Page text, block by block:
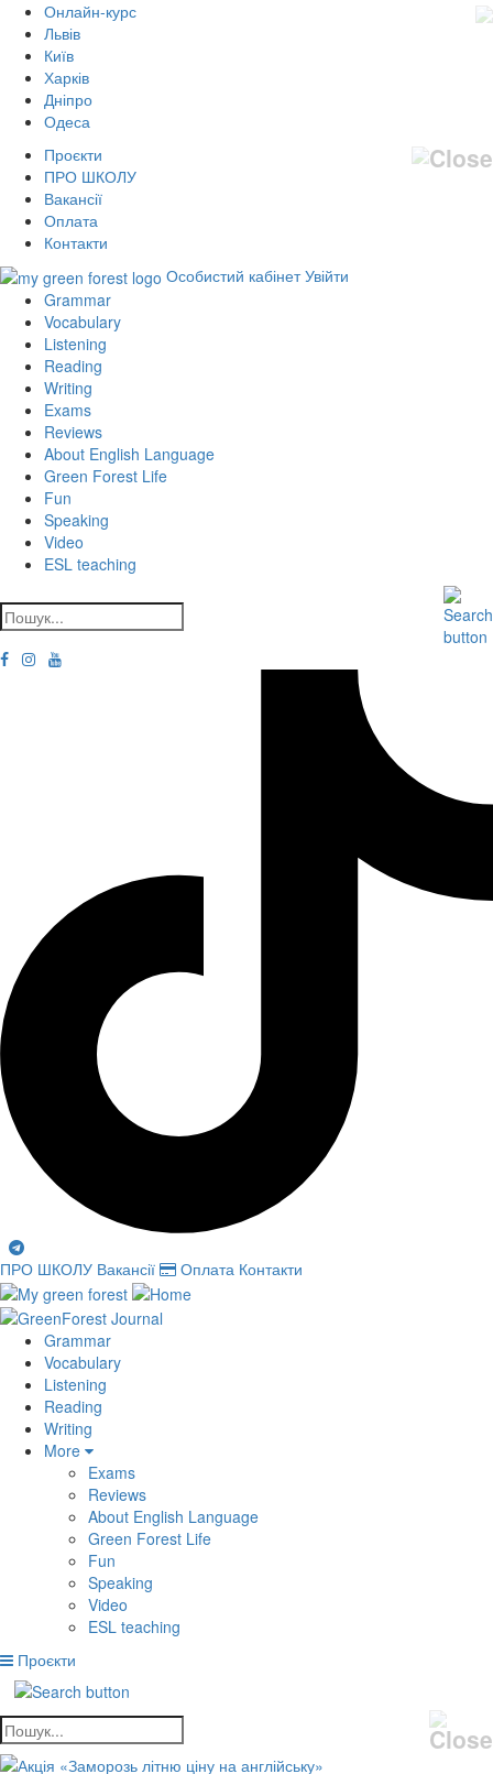
Онлайн-курс
Львів
Київ
Харків
Дніпро
Одеса
Проєкти
ПРО ШКОЛУ
Вакансії
Оплата
Контакти
Особистий кабінет Увійти
Grammar
Vocabulary
Listening
Reading
Writing
Exams
Reviews
About English Language
Green Forest Life
Fun
Speaking
Video
ESL teaching
ПРО ШКОЛУ Вакансії Оплата Контакти
Grammar
Vocabulary
Listening
Reading
Writing
More
Exams
Reviews
About English Language
Green Forest Life
Fun
Speaking
Video
ESL teaching
Проєкти